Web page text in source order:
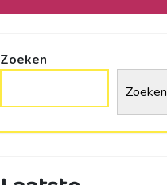
Zoeken
Zoeken